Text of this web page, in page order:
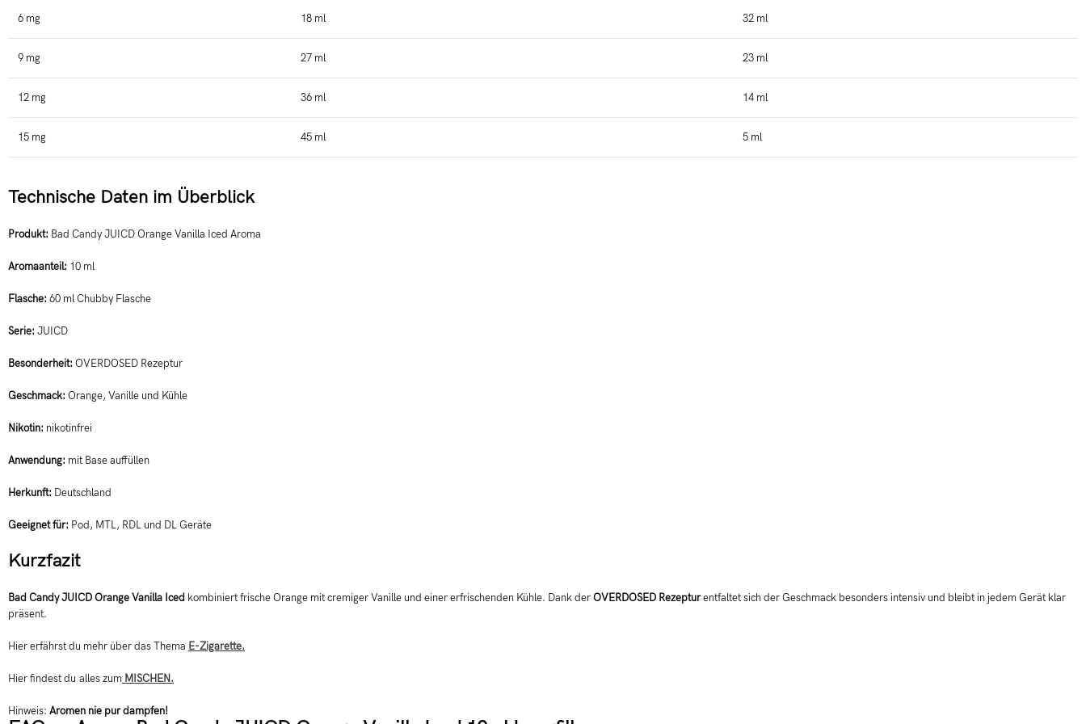
6 mg 18 ml 32 ml
9 mg 27 ml 23 ml
12 mg 36 ml 14 ml
15 mg 45 ml 5 ml
Technische Daten im Überblick
Produkt: Bad Candy JUICD Orange Vanilla Iced Aroma
Aromaanteil: 10 ml
Flasche: 60 ml Chubby Flasche
Serie: JUICD
Besonderheit: OVERDOSED Rezeptur
Geschmack: Orange, Vanille und Kühle
Nikotin: nikotinfrei
Anwendung: mit Base auffüllen
Herkunft: Deutschland
Geeignet für: Pod, MTL, RDL und DL Geräte
Kurzfazit
Bad Candy JUICD Orange Vanilla Iced kombiniert frische Orange mit cremiger Vanille und einer erfrischenden Kühle. Dank derOVERDOSED Rezepturentfaltet sich der Geschmack besonders intensiv und bleibt in jedem Gerät klar
präsent.
Hier erfährst du mehr über das Thema E-Zigarette.
Hier findest du alles zum MISCHEN.
Hinweis: Aromen nie pur dampfen!